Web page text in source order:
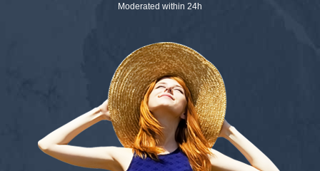
Moderated within 24h